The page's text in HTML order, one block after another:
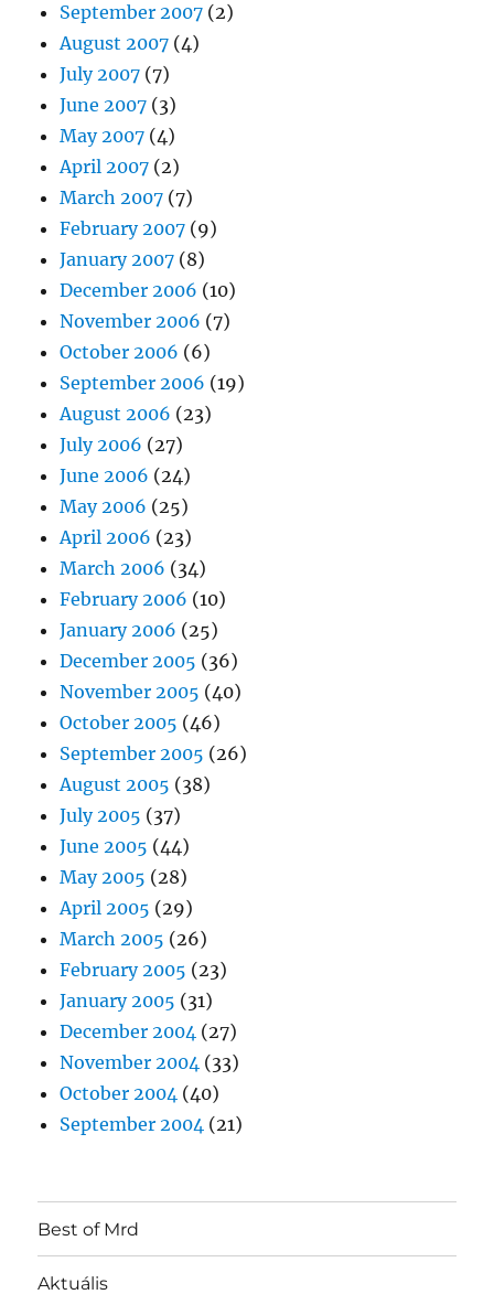
September 2007 (2)
August 2007 (4)
July 2007 (7)
June 2007 (3)
May 2007 (4)
April 2007 (2)
March 2007 (7)
February 2007 (9)
January 2007 (8)
December 2006 (10)
November 2006 (7)
October 2006 (6)
September 2006 (19)
August 2006 (23)
July 2006 (27)
June 2006 (24)
May 2006 (25)
April 2006 (23)
March 2006 (34)
February 2006 (10)
January 2006 (25)
December 2005 (36)
November 2005 (40)
October 2005 (46)
September 2005 (26)
August 2005 (38)
July 2005 (37)
June 2005 (44)
May 2005 (28)
April 2005 (29)
March 2005 (26)
February 2005 (23)
January 2005 (31)
December 2004 (27)
November 2004 (33)
October 2004 (40)
September 2004 (21)
Best of Mrd
Aktuális